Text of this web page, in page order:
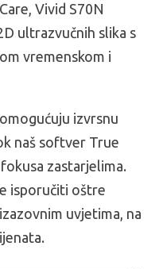
Vivid S70N
ultrazvučnih slika s
vremenskom i
izvrsnu
naš softver True
zastarjelima.
isporučiti oštre
uvjetima, na